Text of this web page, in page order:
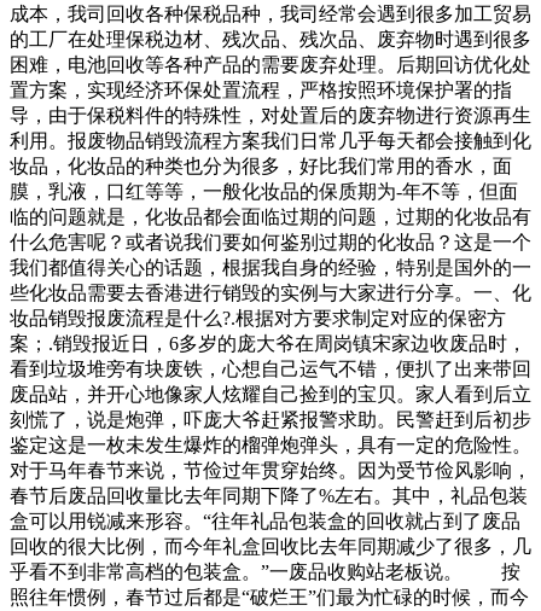
成本，我司回收各种保税品种，我司经常会遇到很多加工贸易
的工厂在处理保税边材、残次品、残次品、废弃物时遇到很多
困难，电池回收等各种产品的需要废弃处理。后期回访优化处
置方案，实现经济环保处置流程，严格按照环境保护署的指
导，由于保税料件的特殊性，对处置后的废弃物进行资源再生
利用。报废物品销毁流程方案我们日常几乎每天都会接触到化
妆品，化妆品的种类也分为很多，好比我们常用的香水，面
膜，乳液，口红等等，一般化妆品的保质期为-年不等，但面
临的问题就是，化妆品都会面临过期的问题，过期的化妆品有
什么危害呢？或者说我们要如何鉴别过期的化妆品？这是一个
我们都值得关心的话题，根据我自身的经验，特别是国外的一
些化妆品需要去香港进行销毁的实例与大家进行分享。一、化
妆品销毁报废流程是什么?.根据对方要求制定对应的保密方
案；.销毁报近日，6多岁的庞大爷在周岗镇宋家边收废品时，
看到垃圾堆旁有块废铁，心想自己运气不错，便扒了出来带回
废品站，并开心地像家人炫耀自己捡到的宝贝。家人看到后立
刻慌了，说是炮弹，吓庞大爷赶紧报警求助。民警赶到后初步
鉴定这是一枚未发生爆炸的榴弹炮弹头，具有一定的危险性。
对于马年春节来说，节俭过年贯穿始终。因为受节俭风影响，
春节后废品回收量比去年同期下降了%左右。其中，礼品包装
盒可以用锐减来形容。“往年礼品包装盒的回收就占到了废品
回收的很大比例，而今年礼盒回收比去年同期减少了很多，几
乎看不到非常高档的包装盒。”一废品收购站老板说。 按
照往年惯例，春节过后都是“破烂王”们最为忙碌的时候，而今